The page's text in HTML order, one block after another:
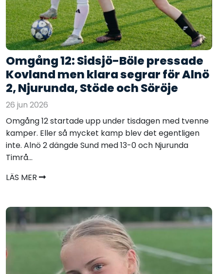
Omgång 12: Sidsjö-Böle pressade
Kovland men klara segrar för Alnö
2, Njurunda, Stöde och Söröje
26 jun 2026
Omgång 12 startade upp under tisdagen med tvenne
kamper. Eller så mycket kamp blev det egentligen
inte. Alnö 2 dängde Sund med 13-0 och Njurunda
Timrå...
LÄS MER